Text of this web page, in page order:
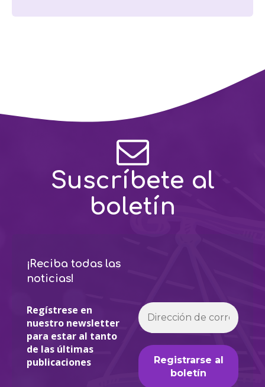
Suscríbete al
boletín
¡Reciba todas las
noticias!
Regístrese en
nuestro newsletter
para estar al tanto
de las últimas
publicaciones